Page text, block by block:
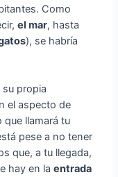
Como
el mar, hasta
), se habría
su propia
el aspecto de
que llamará tu
pese a no tener
que, a tu llegada,
hay en laentrada